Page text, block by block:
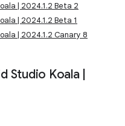
| 2024.1.2 Beta 2
| 2024.1.2 Beta 1
| 2024.1.2 Canary 8
Studio Koala